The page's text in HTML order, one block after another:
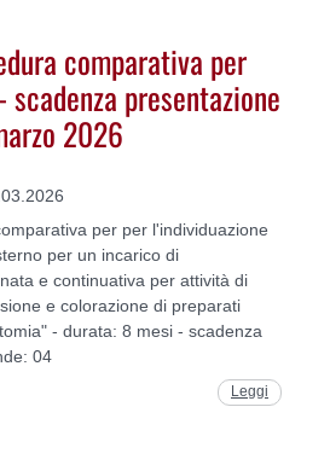
comparativa per
scadenza presentazione
2026
per per l'individuazione
per un incarico di
e continuativa per attività di
e colorazione di preparati
- durata: 8 mesi - scadenza
04
Leggi